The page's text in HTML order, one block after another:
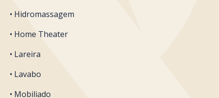
• Hidromassagem
• Home Theater
• Lareira
• Lavabo
• Mobiliado